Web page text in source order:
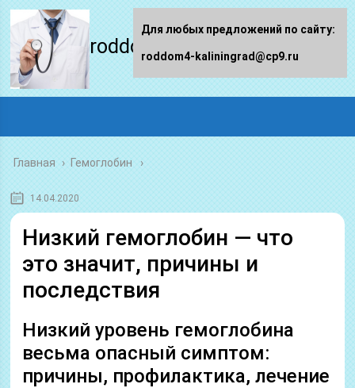
roddom4-kaliningrad.ru
Главная › Гемоглобин
14.04.2020
Низкий гемоглобин — что
это значит, причины и
последствия
Низкий уровень гемоглобина
весьма опасный симптом:
причины, профилактика, лечение
Для любых предложений по сайту:
roddom4-kaliningrad@cp9.ru